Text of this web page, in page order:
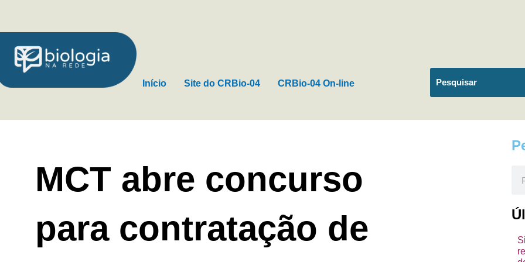
o
conteúdo
Início Site do CRBio-04 CRBio-04 On-line
MCT abre concurso
para contratação de